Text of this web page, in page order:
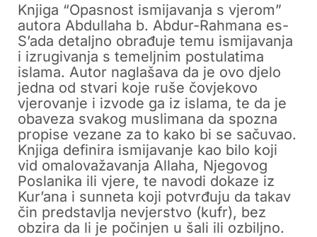
Knjiga “Opasnost ismijavanja s vjerom”
autora Abdullaha b. Abdur-Rahmana es-
S’ada detaljno obrađuje temu ismijavanja
i izrugivanja s temeljnim postulatima
islama. Autor naglašava da je ovo djelo
jedna od stvari koje ruše čovjekovo
vjerovanje i izvode ga iz islama, te da je
obaveza svakog muslimana da spozna
propise vezane za to kako bi se sačuvao.
Knjiga definira ismijavanje kao bilo koji
vid omalovažavanja Allaha, Njegovog
Poslanika ili vjere, te navodi dokaze iz
Kur’ana i sunneta koji potvrđuju da takav
čin predstavlja nevjerstvo (kufr), bez
obzira da li je počinjen u šali ili ozbiljno.